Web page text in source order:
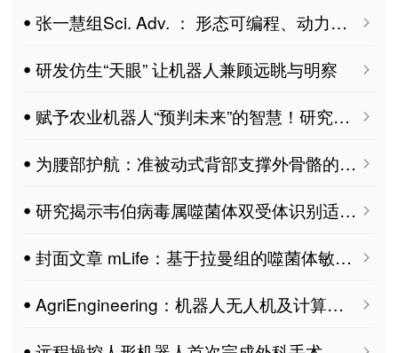
ꔷ 张一慧组Sci. Adv. ： 形态可编程、动力学可调的肌骨致动器
ꔷ 研发仿生“天眼” 让机器人兼顾远眺与明察
ꔷ 赋予农业机器人“预判未来”的智慧！研究团队实现环境污染物精准预警
ꔷ 为腰部护航：准被动式背部支撑外骨骼的仿生智慧与可变助力技术
ꔷ 研究揭示韦伯病毒属噬菌体双受体识别适应肺炎克雷伯菌表面结构变化机制
ꔷ 封面文章 mLife：基于拉曼组的噬菌体敏感性快检技术
ꔷ AgriEngineering：机器人无人机及计算机视觉在农业工程中的应用 MDPI 特刊征稿